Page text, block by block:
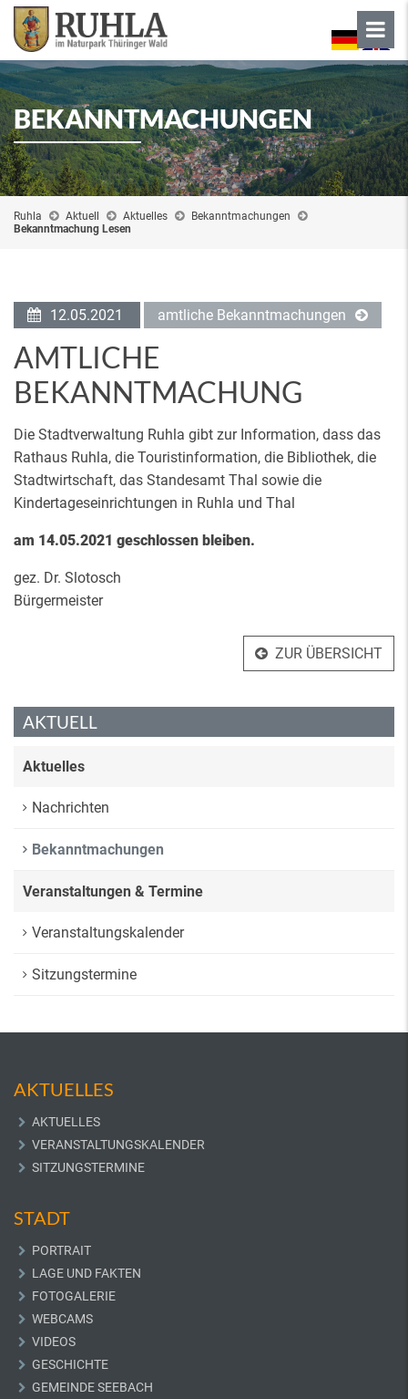
BEKANNTMACHUNGEN
Ruhla Aktuell Aktuelles
Bekanntmachungen
Bekanntmachung Lesen
12.05.2021 amtliche Bekanntmachungen
AMTLICHE
BEKANNTMACHUNG
Die Stadtverwaltung Ruhla gibt zur Information, dass das
Rathaus Ruhla, die Touristinformation, die Bibliothek, die
Stadtwirtschaft, das Standesamt Thal sowie die
Kindertageseinrichtungen in Ruhla und Thal
am 14.05.2021 geschlossen bleiben.
gez. Dr. Slotosch
Bürgermeister
ZUR ÜBERSICHT
AKTUELL
Aktuelles
Nachrichten
Bekanntmachungen
Veranstaltungen & Termine
Veranstaltungskalender
Sitzungstermine
AKTUELLES
AKTUELLES
VERANSTALTUNGSKALENDER
SITZUNGSTERMINE
STADT
PORTRAIT
LAGE UND FAKTEN
FOTOGALERIE
WEBCAMS
VIDEOS
GESCHICHTE
GEMEINDE SEEBACH